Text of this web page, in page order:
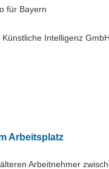
für Bayern
Intelligenz
Arbeitsplatz
Arbeitnehmer